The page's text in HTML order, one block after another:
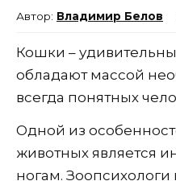
Владимир Белов
Кошки –
обладают массой
всегда понятных
Одной из
животных является
ногам.